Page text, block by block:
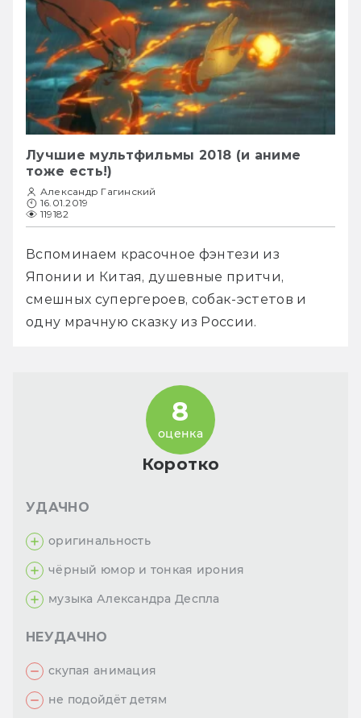
Лучшие мультфильмы 2018 (и аниме
тоже есть!)
Александр Гагинский
16.01.2019
119182
Вспоминаем красочное фэнтези из
Японии и Китая, душевные притчи,
смешных супергероев, собак-эстетов и
одну мрачную сказку из России.
Коротко
8
оценка
УДАЧНО
оригинальность
чёрный юмор и тонкая ирония
музыка Александра Деспла
НЕУДАЧНО
скупая анимация
не подойдёт детям